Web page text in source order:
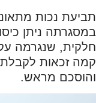
תביעת נכות
במסגרתה ניתן
חלקית, שנגרמה
קמה זכאות לקבלת
והוסכם מראש.